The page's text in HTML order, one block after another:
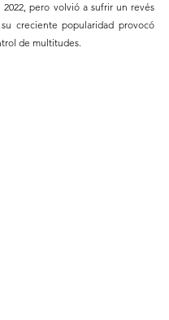
2022, pero volvió a sufrir un revés
creciente popularidad provocó
de multitudes.